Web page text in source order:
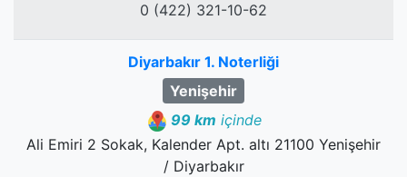
0 (422) 321-10-62
Diyarbakır 1. Noterliği
Yenişehir
99 km içinde
Ali Emiri 2 Sokak, Kalender Apt. altı 21100 Yenişehir
/ Diyarbakır